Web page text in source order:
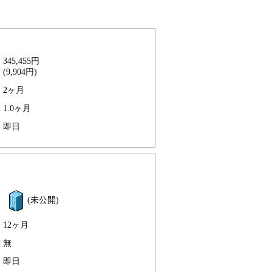
345,455円
(9,904円)
2ヶ月
1.0ヶ月
即日
(未公開)
12ヶ月
無
即日